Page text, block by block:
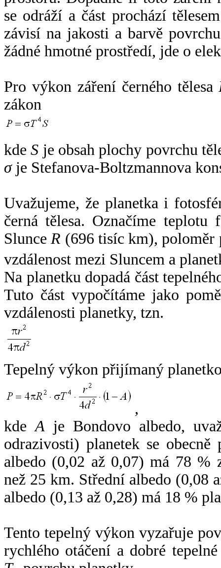
se odráží a část prochází
závisí na jakosti a barvě
žádné hmotné prostředí, jde o
Pro výkon záření černého tělesa
zákon
kdeS je obsah plochy povrchu
σje Stefanova-Boltzmannova
Uvažujeme, že planetka i
černá tělesa. Označíme
SlunceR (696 tisíc km),
vzdálenost mezi Sluncem a
Na planetku dopadá část
Tuto část vypočítáme jako
vzdálenosti planetky, tzn.
Tepelný výkon přijímaný
,
kdeA je Bondovo albedo,
odrazivosti) planetek se
albedo (0,02 až 0,07) má 78 %
než 25 km. Střední albedo (0,08
albedo (0,13 až 0,28) má 18 %
Tento tepelný výkon vyzařuje
rychlého otáčení a dobré